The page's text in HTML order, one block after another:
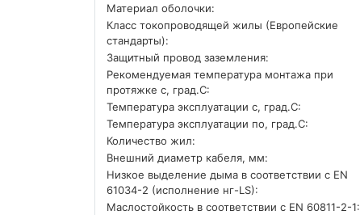
Материал оболочки:
Класс токопроводящей жилы (Европейские
стандарты):
Защитный провод заземления:
Рекомендуемая температура монтажа при
протяжке с, град.C:
Температура эксплуатации с, град.C:
Температура эксплуатации по, град.C:
Количество жил:
Внешний диаметр кабеля, мм:
Низкое выделение дыма в соответствии с EN
61034-2 (исполнение нг-LS):
Маслостойкость в соответствии с EN 60811-2-1: